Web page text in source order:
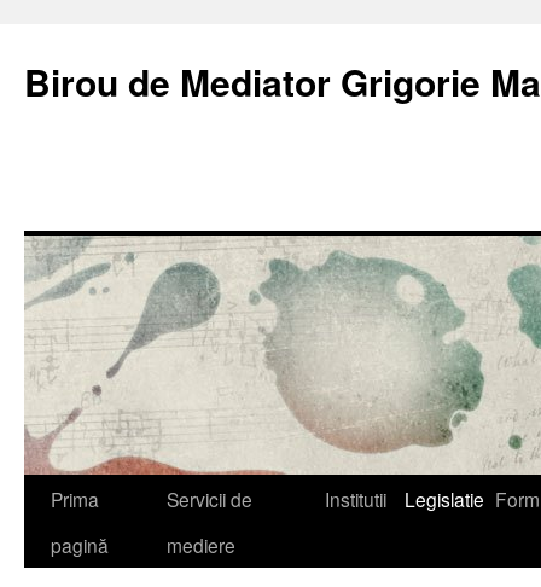
Birou de Mediator Grigorie
Sari
Prima
pagină
Servicii de
mediere
Institutii Legislatie